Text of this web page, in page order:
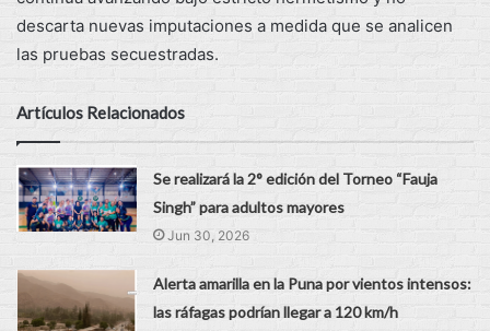
descarta nuevas imputaciones a medida que se analicen
las pruebas secuestradas.
Artículos Relacionados
Se realizará la 2° edición del Torneo “Fauja
Singh” para adultos mayores
Jun 30, 2026
Alerta amarilla en la Puna por vientos intensos:
las ráfagas podrían llegar a 120 km/h